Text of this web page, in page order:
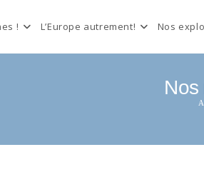
! L’Europe autrement! Nos
Nos